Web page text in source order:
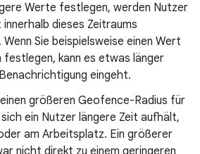
Werte festlegen, werden Nutzer
dieses Zeitraums
Sie beispielsweise einen Wert
festlegen, kann es etwas länger
eingeht.
größeren Geofence-Radius für
ein Nutzer längere Zeit aufhält,
am Arbeitsplatz. Ein größerer
nicht direkt zu einem geringeren